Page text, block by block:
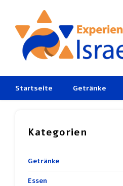
Startseite Getränke
Kategorien
Getränke
Essen